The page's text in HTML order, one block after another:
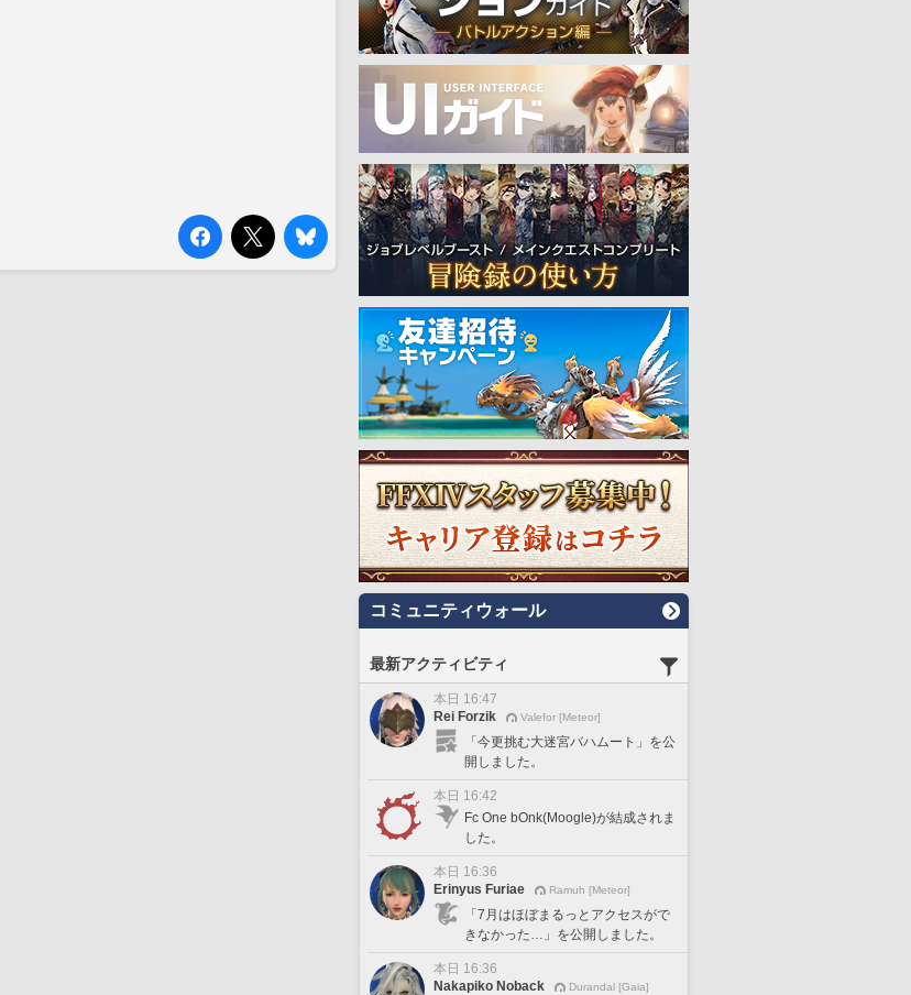
コミュニティウォール
最新アクティビティ
本日 16:47
Rei Forzik
Valefor [Meteor]
「今更挑む大迷宮バハムート」を公
開しました。
本日 16:42
Fc One bOnk(Moogle)が結成されま
した。
本日 16:36
Erinyus Furiae
Ramuh [Meteor]
「7月はほぼまるっとアクセスがで
きなかった…」を公開しました。
本日 16:36
Nakapiko Noback
Durandal [Gaia]